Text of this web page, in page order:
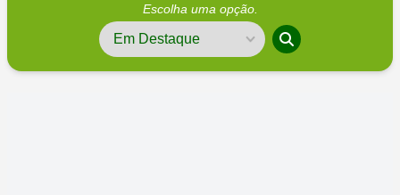
Escolha uma opção.